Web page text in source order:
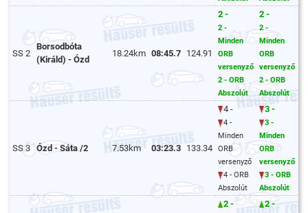
SS 2
Borsodbóta
(Királd) - Ózd
18.24km 08:45.7 124.91
2 -
2 -
Minden
ORB
versenyző
2 - ORB
Abszolút
2 -
2 -
Minden
ORB
versenyző
2 - ORB
Abszolút
SS 3 Ózd - Sáta /2 7.53km 03:23.3 133.34
4 -
4 -
Minden
ORB
versenyző
4 - ORB
Abszolút
3 -
3 -
Minden
ORB
versenyző
3 - ORB
Abszolút
2 - 2 -